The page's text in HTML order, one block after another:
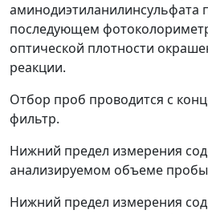
аминодиэтиланилинсульфата
последующем
оптической плотности
реакции.
Отбор проб проводится с
фильтр.
Нижний предел измерения
анализируемом объеме пробы
Нижний предел измерения